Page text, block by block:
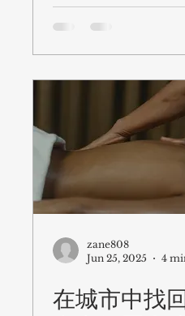
zane808
Jun 25, 2025
4
在城市中找